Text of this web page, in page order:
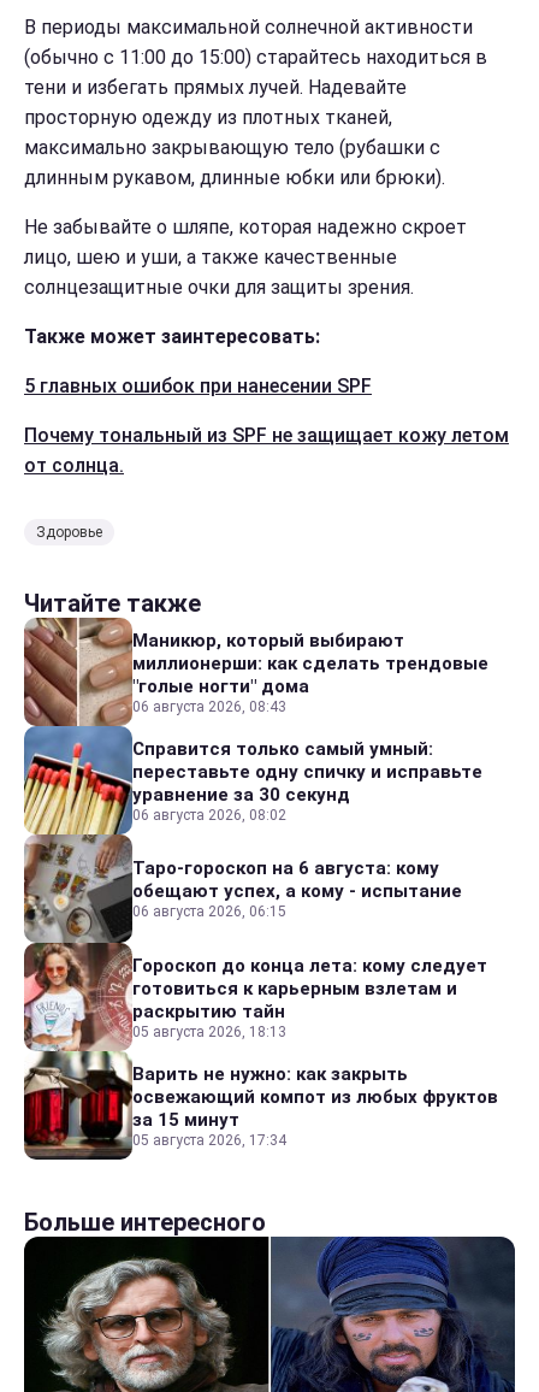
В периоды максимальной солнечной активности
(обычно с 11:00 до 15:00) старайтесь находиться в
тени и избегать прямых лучей. Надевайте
просторную одежду из плотных тканей,
максимально закрывающую тело (рубашки с
длинным рукавом, длинные юбки или брюки).
Не забывайте о шляпе, которая надежно скроет
лицо, шею и уши, а также качественные
солнцезащитные очки для защиты зрения.
Также может заинтересовать:
5 главных ошибок при нанесении SPF
Почему тональный из SPF не защищает кожу летом
от солнца.
Здоровье
Читайте также
Маникюр, который выбирают
миллионерши: как сделать трендовые
"голые ногти" дома
06 августа 2026, 08:43
Справится только самый умный:
переставьте одну спичку и исправьте
уравнение за 30 секунд
06 августа 2026, 08:02
Таро-гороскоп на 6 августа: кому
обещают успех, а кому - испытание
06 августа 2026, 06:15
Гороскоп до конца лета: кому следует
готовиться к карьерным взлетам и
раскрытию тайн
05 августа 2026, 18:13
Варить не нужно: как закрыть
освежающий компот из любых фруктов
за 15 минут
05 августа 2026, 17:34
Больше интересного